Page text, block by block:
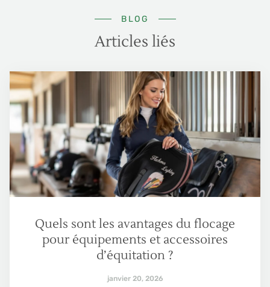
BLOG
Articles liés
Quels sont les avantages du flocage
pour équipements et accessoires
d’équitation ?
janvier 20, 2026